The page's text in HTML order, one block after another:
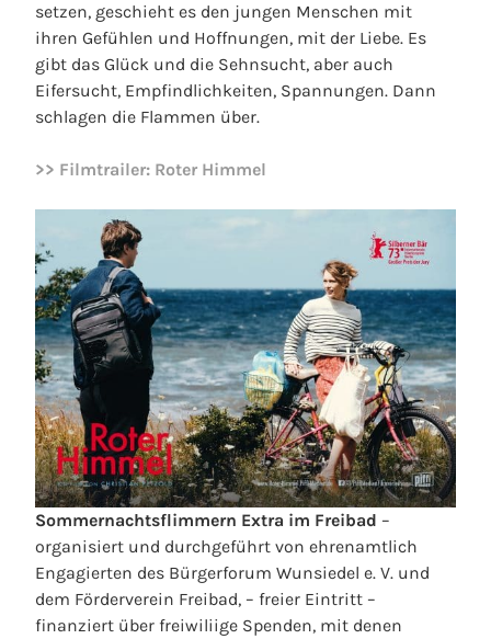
setzen, geschieht es den jungen Menschen mit
ihren Gefühlen und Hoffnungen, mit der Liebe. Es
gibt das Glück und die Sehnsucht, aber auch
Eifersucht, Empfindlichkeiten, Spannungen. Dann
schlagen die Flammen über.
>> Filmtrailer: Roter Himmel
Sommernachtsflimmern Extra im Freibad –
organisiert und durchgeführt von ehrenamtlich
Engagierten des Bürgerforum Wunsiedel e. V. und
dem Förderverein Freibad, – freier Eintritt –
finanziert über freiwiliige Spenden, mit denen